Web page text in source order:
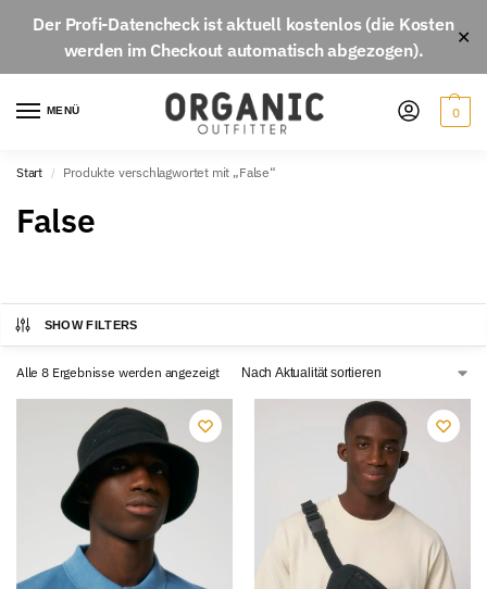
Der Profi-Datencheckist aktuell kostenlos(die Kosten
werden im Checkout automatisch abgezogen).
✕
MENÜ 0
Start / Produkte verschlagwortet mit „False“
False
SHOW FILTERS
Alle 8 Ergebnisse werden angezeigt